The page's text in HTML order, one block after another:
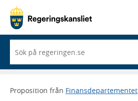
du
börjar
skriva
framträder
Proposition från Finansdepartementet